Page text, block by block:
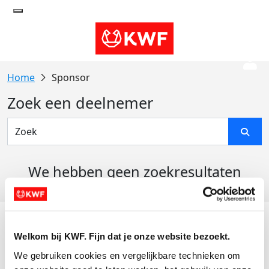
Welkom bij KWF. Fijn dat je onze website bezoekt.
We gebruiken cookies en vergelijkbare technieken om
Sponsor
Zoek een deelnemer
We hebben geen zoekresultaten
Actiematerialen
Evenementen